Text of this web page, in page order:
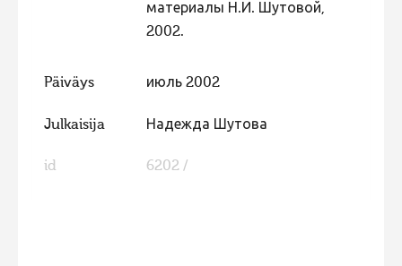
материалы Н.И. Шутовой,
2002.
Päiväys июль 2002
Julkaisija Надежда Шутова
id 6202 /